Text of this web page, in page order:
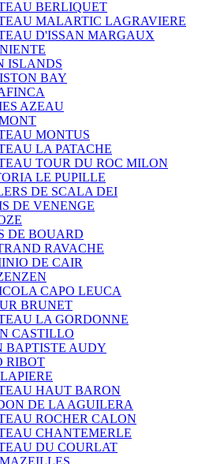
BERLIQUET
MALARTIC LAGRAVIERE
D'ISSAN MARGAUX
ISLANDS
BAY
AZEAU
MONTUS
LA PATACHE
TOUR DU ROC MILON
LE PUPILLE
DE SCALA DEI
DE VENENGE
DE BOUARD
RAVACHE
DE CAIR
CAPO LEUCA
BRUNET
LA GORDONNE
CASTILLO
BAPTISTE AUDY
RIBOT
HAUT BARON
DE LA AGUILERA
ROCHER CALON
CHANTEMERLE
DU COURLAT